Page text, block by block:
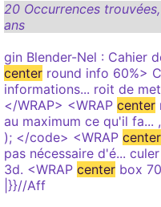
20 Occurrences trouvées,
ans
gin Blender-Nel : Cahier
centerround info 60%>
informations... roit de
</WRAP> <WRAP center
au maximum ce qu'il fa...
); </code> <WRAP center
pas nécessaire d'é...
3d. <WRAP centerbox
|}}//Aff